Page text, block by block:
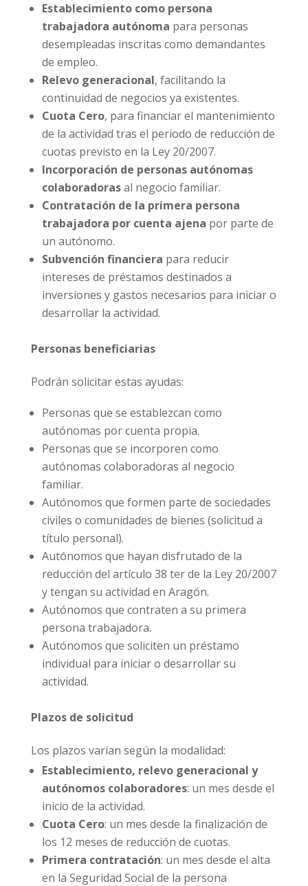
Establecimiento como persona
trabajadora autónoma para personas
desempleadas inscritas como demandantes
de empleo.
Relevo generacional, facilitando la
continuidad de negocios ya existentes.
Cuota Cero, para financiar el mantenimiento
de la actividad tras el periodo de reducción de
cuotas previsto en la Ley 20/2007.
Incorporación de personas autónomas
colaboradorasal negocio familiar.
Contratación de la primera persona
trabajadora por cuenta ajena por parte de
un autónomo.
Subvención financiera para reducir
intereses de préstamos destinados a
inversiones y gastos necesarios para iniciar o
desarrollar la actividad.
Personas beneficiarias
Podrán solicitar estas ayudas:
Personas que se establezcan como
autónomas por cuenta propia.
Personas que se incorporen como
autónomas colaboradoras al negocio
familiar.
Autónomos que formen parte de sociedades
civiles o comunidades de bienes (solicitud a
título personal).
Autónomos que hayan disfrutado de la
reducción del artículo 38 ter de la Ley 20/2007
y tengan su actividad en Aragón.
Autónomos que contraten a su primera
persona trabajadora.
Autónomos que soliciten un préstamo
individual para iniciar o desarrollar su
actividad.
Plazos de solicitud
Los plazos varían según la modalidad:
Establecimiento, relevo generacional y
autónomos colaboradores: un mes desde el
inicio de la actividad.
Cuota Cero: un mes desde la finalización de
los 12 meses de reducción de cuotas.
Primera contratación: un mes desde el alta
en la Seguridad Social de la persona